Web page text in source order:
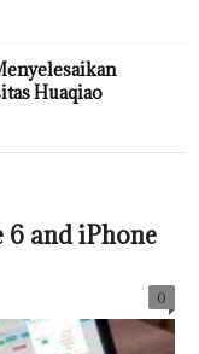
Huaqiao
6 and iPhone
0